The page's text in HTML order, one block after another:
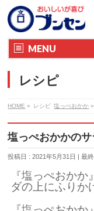
MENU
レシピ
HOME » レシピ 塩っぺおかか »
塩っぺおかかの
投稿日 : 2021年5月31日 最
『塩っぺおか
ダの上にふりか